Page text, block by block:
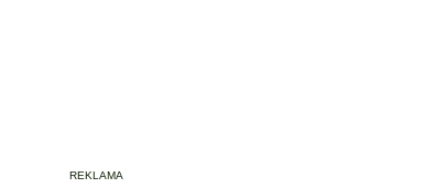
REKLAMA